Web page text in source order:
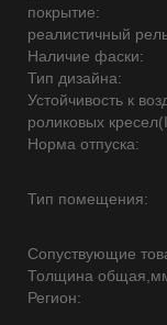
покрытие:
реалистичный
Наличие фаски:
Тип дизайна:
Устойчивость к
роликовых
Норма отпуска:
Тип помещения:
Сопуствующие
Толщина
Регион: